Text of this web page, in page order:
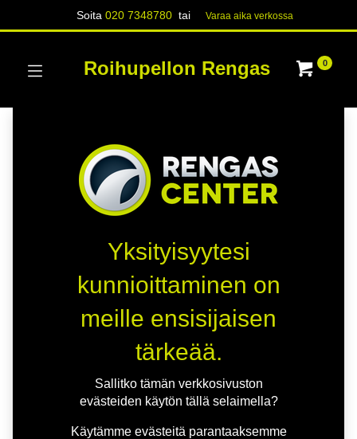
Soita020 7348780 tai Varaa aika verk​​​​ossa
Roihupellon Rengas 0
Yksityisyytesi
kunnioittaminen on
meille ensisijaisen
tärkeää.
Sallitko tämän verkkosivuston
evästeiden käytön tällä selaimella?
Käytämme evästeitä parantaaksemme